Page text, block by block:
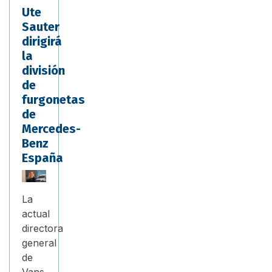
Ute
Sauter
dirigirá
la
división
de
furgonetas
de
Mercedes-
Benz
España
La
actual
directora
general
de